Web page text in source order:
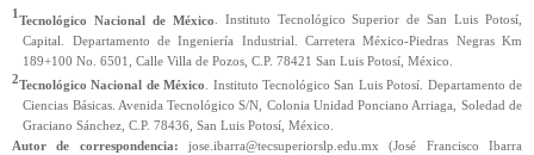
1Tecnológico Nacional de México. Instituto Tecnológico Superior de San Luis Potosí,
Capital. Departamento de Ingeniería Industrial. Carretera México-Piedras Negras Km
189+100 No. 6501, Calle Villa de Pozos, C.P. 78421 San Luis Potosí, México.
2Tecnológico Nacional de México. Instituto Tecnológico San Luis Potosí. Departamento de
Ciencias Básicas. Avenida Tecnológico S/N, Colonia Unidad Ponciano Arriaga, Soledad de
Graciano Sánchez, C.P. 78436, San Luis Potosí, México.
Autor de correspondencia: jose.ibarra@tecsuperiorslp.edu.mx (José Francisco Ibarra